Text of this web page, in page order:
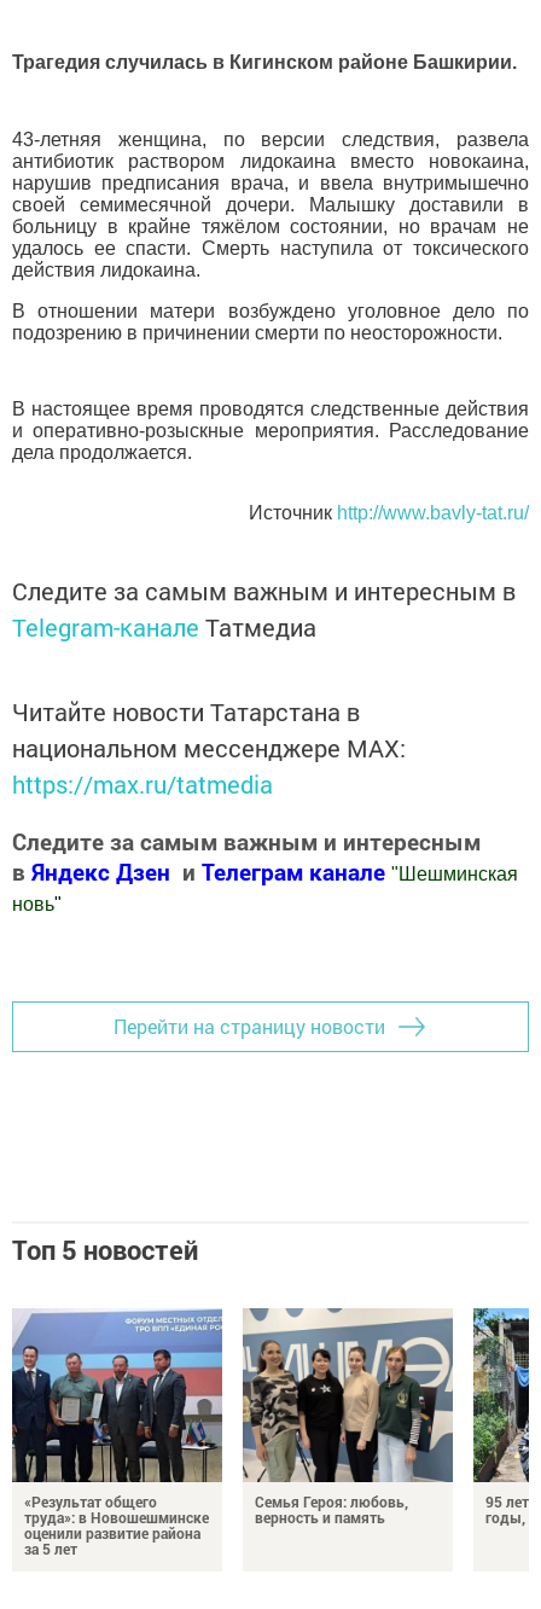
Трагедия случилась в Кигинском районе Башкирии.
43-летняя женщина, по версии следствия, развела
антибиотик раствором лидокаина вместо новокаина,
нарушив предписания врача, и ввела внутримышечно
своей семимесячной дочери. Малышку доставили в
больницу в крайне тяжёлом состоянии, но врачам не
удалось ее спасти. Смерть наступила от токсического
действия лидокаина.
В отношении матери возбуждено уголовное дело по
подозрению в причинении смерти по неосторожности.
В настоящее время проводятся следственные действия
и оперативно-розыскные мероприятия. Расследование
дела продолжается.
Источник http://www.bavly-tat.ru/
Следите за самым важным и интересным в
Telegram-канале Татмедиа
Читайте новости Татарстана в
национальном мессенджере MАХ:
https://max.ru/tatmedia
Следите за самым важным и интересным
в Яндекс Дзен и Телеграм канале " Шешминская
новь"
Перейти на страницу новости
Топ 5 новостей
«Результат общего
труда»: в Новошешминске
оценили развитие района
за 5 лет
Семья Героя: любовь,
верность и память
95 лет
годы,